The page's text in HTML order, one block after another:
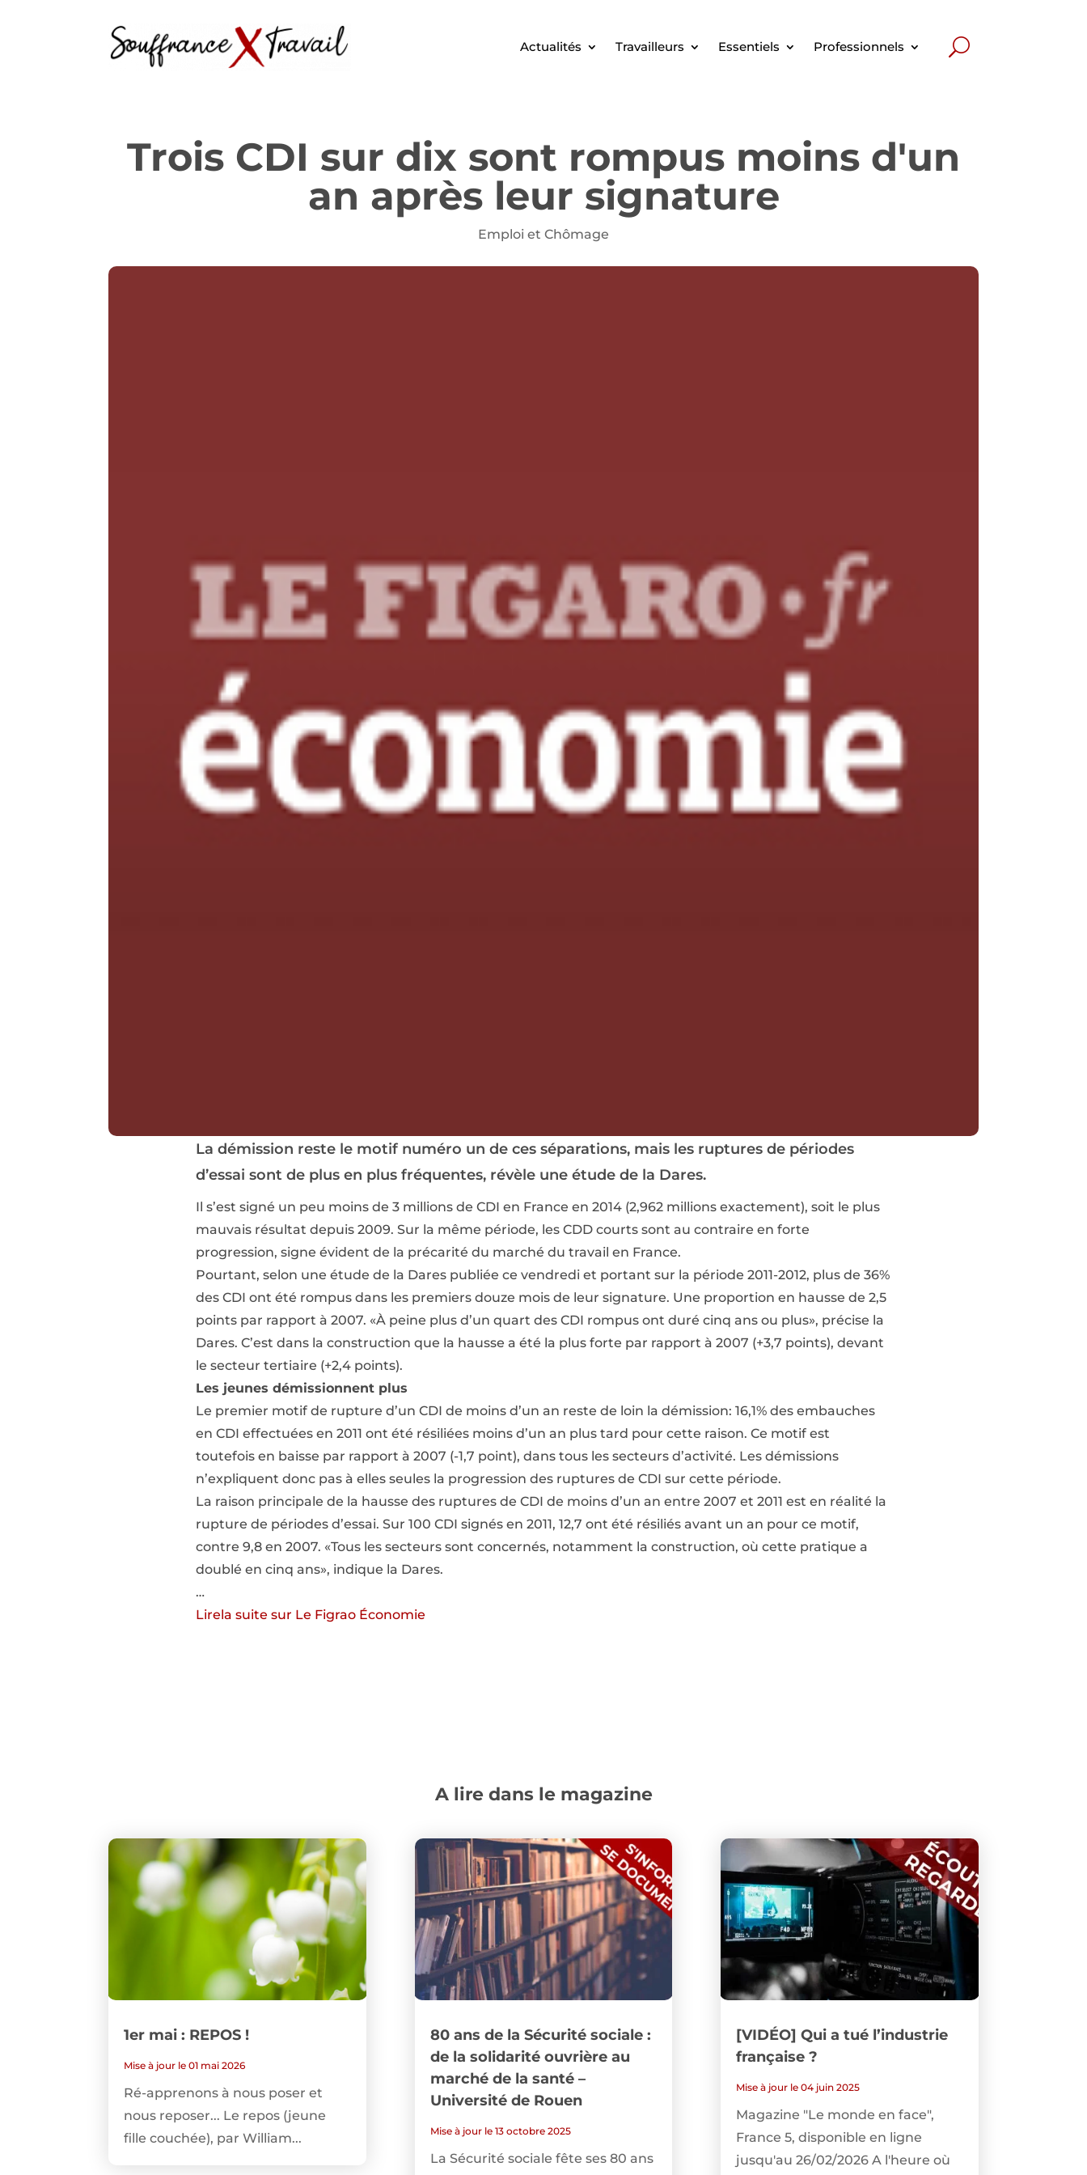
Actualités Travailleurs Essentiels Professionnels
Trois CDI sur dix sont rompus moins d'un
an après leur signature
Emploi et Chômage
La démission reste le motif numéro un de ces séparations, mais les ruptures de périodes
d’essai sont de plus en plus fréquentes, révèle une étude de la Dares.
Il s’est signé un peu moins de 3 millions de CDI en France en 2014 (2,962 millions exactement), soit le plus
mauvais résultat depuis 2009. Sur la même période, les CDD courts sont au contraire en forte
progression, signe évident de la précarité du marché du travail en France.
Pourtant, selon une étude de la Dares publiée ce vendredi et portant sur la période 2011-2012, plus de 36%
des CDI ont été rompus dans les premiers douze mois de leur signature. Une proportion en hausse de 2,5
points par rapport à 2007. «À peine plus d’un quart des CDI rompus ont duré cinq ans ou plus», précise la
Dares. C’est dans la construction que la hausse a été la plus forte par rapport à 2007 (+3,7 points), devant
le secteur tertiaire (+2,4 points).
Les jeunes démissionnent plus
Le premier motif de rupture d’un CDI de moins d’un an reste de loin la démission: 16,1% des embauches
en CDI effectuées en 2011 ont été résiliées moins d’un an plus tard pour cette raison. Ce motif est
toutefois en baisse par rapport à 2007 (-1,7 point), dans tous les secteurs d’activité. Les démissions
n’expliquent donc pas à elles seules la progression des ruptures de CDI sur cette période.
La raison principale de la hausse des ruptures de CDI de moins d’un an entre 2007 et 2011 est en réalité la
rupture de périodes d’essai. Sur 100 CDI signés en 2011, 12,7 ont été résiliés avant un an pour ce motif,
contre 9,8 en 2007. «Tous les secteurs sont concernés, notamment la construction, où cette pratique a
doublé en cinq ans», indique la Dares.
…
Lirela suite sur Le Figrao Économie
A lire dans le magazine
1er mai : REPOS !
Mise à jour le 01 mai 2026
Ré-apprenons à nous poser et
nous reposer... Le repos (jeune
fille couchée), par William...
80 ans de la Sécurité sociale :
de la solidarité ouvrière au
marché de la santé –
Université de Rouen
Mise à jour le 13 octobre 2025
La Sécurité sociale fête ses 80 ans
[VIDÉO] Qui a tué l’industrie
française ?
Mise à jour le 04 juin 2025
Magazine "Le monde en face",
France 5, disponible en ligne
jusqu'au 26/02/2026 A l'heure où